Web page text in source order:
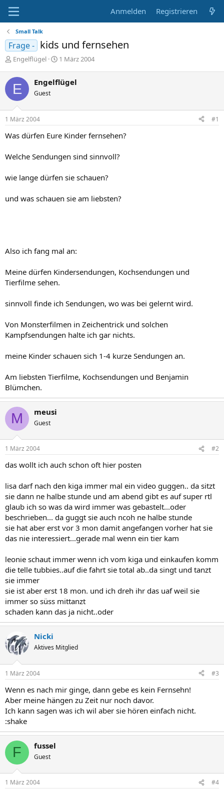
Anmelden Registrieren
Small Talk
Frage - kids und fernsehen
E
s
t
e
l
l
e
Engelflügel
E
t
l
m
1 März 2004
E Engelflügel
Guest
1 März 2004 #1
Was dürfen Eure Kinder fernsehen?
Welche Sendungen sind sinnvoll?
wie lange dürfen sie schauen?
und was schauen sie am liebsten?
Also ich fang mal an:
Meine dürfen Kindersendungen, Kochsendungen und
Tierfilme sehen.
sinnvoll finde ich Sendungen, wo was bei gelernt wird.
Von Monsterfilmen in Zeichentrick und solchen
Kampfsendungen halte ich gar nichts.
meine Kinder schauen sich 1-4 kurze Sendungen an.
Am liebsten Tierfilme, Kochsendungen und Benjamin
Blümchen.
M meusi
Guest
1 März 2004 #2
das wollt ich auch schon oft hier posten
lisa darf nach den kiga immer mal ein video guggen.. da sitzt
sie dann ne halbe stunde und am abend gibt es auf super rtl
glaub ich so was da wird immer was gebastelt...oder
beschrieben... da guggt sie auch ncoh ne halbe stunde
sie hat aber erst vor 3 mon damit angefangen vorher hat sie
das nie interessiert...gerade mal wenn ein tier kam
leonie schaut immer wenn ich vom kiga und einkaufen komm
die telle tubbies..auf die fahrt sie total ab..da singt und tanzt
sie immer
sie ist aber erst 18 mon. und ich dreh ihr das uaf weil sie
immer so süss mittanzt
schaden kann das ja nicht..oder
Nicki
Aktives Mitglied
1 März 2004 #3
Wenn es nach mir ginge, dann gebe es kein Fernsehn!
Aber meine hängen zu Zeit nur noch davor.
Ich kann sagen was ich wil aber sie hören einfach nicht.
:shake
F fussel
Guest
1 März 2004 #4